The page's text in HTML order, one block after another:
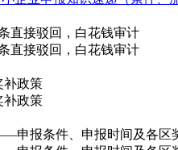
直接驳回，白花钱审计
直接驳回，白花钱审计
补政策
补政策
申报条件、申报时间及各区